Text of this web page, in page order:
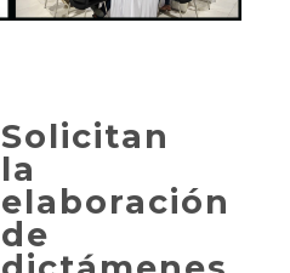
Solicitan
la
elaboración
de